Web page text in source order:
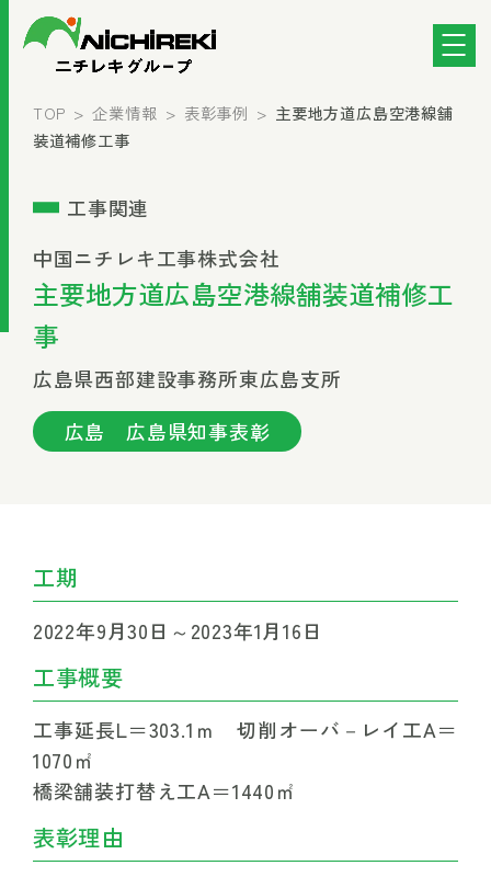
TOP 企業情報 表彰事例
主要地方道広島空港線舗
装道補修工事
工事関連
中国ニチレキ工事株式会社
主要地方道広島空港線舗装道補修工
事
広島県西部建設事務所東広島支所
広島 広島県知事表彰
工期
2022年9月30日～2023年1月16日
工事概要
工事延長L＝303.1ｍ　切削オーバ－レイ工A＝
1070㎡
橋梁舗装打替え工A＝1440㎡
表彰理由